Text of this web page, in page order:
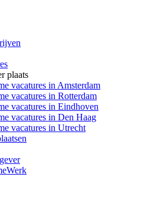
plaats
vacatures in Amsterdam
vacatures in Rotterdam
vacatures in Eindhoven
vacatures in Den Haag
vacatures in Utrecht